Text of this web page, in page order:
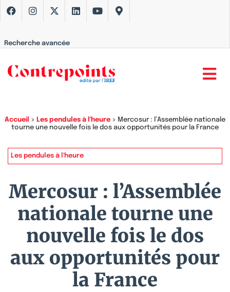
Recherche avancée
Accueil > Les pendules à l'heure > Mercosur : l’Assemblée nationale
tourne une nouvelle fois le dos aux opportunités pour la France
Les pendules à l'heure
Mercosur : l’Assemblée
nationale tourne une
nouvelle fois le dos
aux opportunités pour
la France